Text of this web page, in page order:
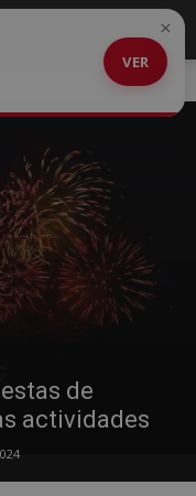
de
actividades
VER
×